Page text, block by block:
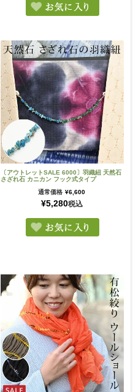
〔アウトレットSALE 6000〕羽織紐 天然石
さざれ石 カニカン フック式タイプ
通常価格 ¥6,600
¥5,280税込